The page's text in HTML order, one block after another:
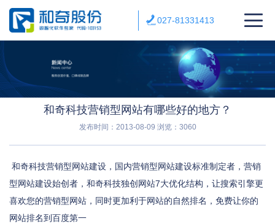
027-81331413
和奇科技营销型网站有哪些好的地方？
发布时间：2013-08-09 浏览：3060
和奇科技营销型网站建设，国内营销型网站建设标准制定者，营销
型网站建设始创者，和奇科技独创网站7大优化结构，让搜索引擎更
喜欢您的营销型网站，同时更加利于网站的自然排名，免费让你的
网站排名到百度第一